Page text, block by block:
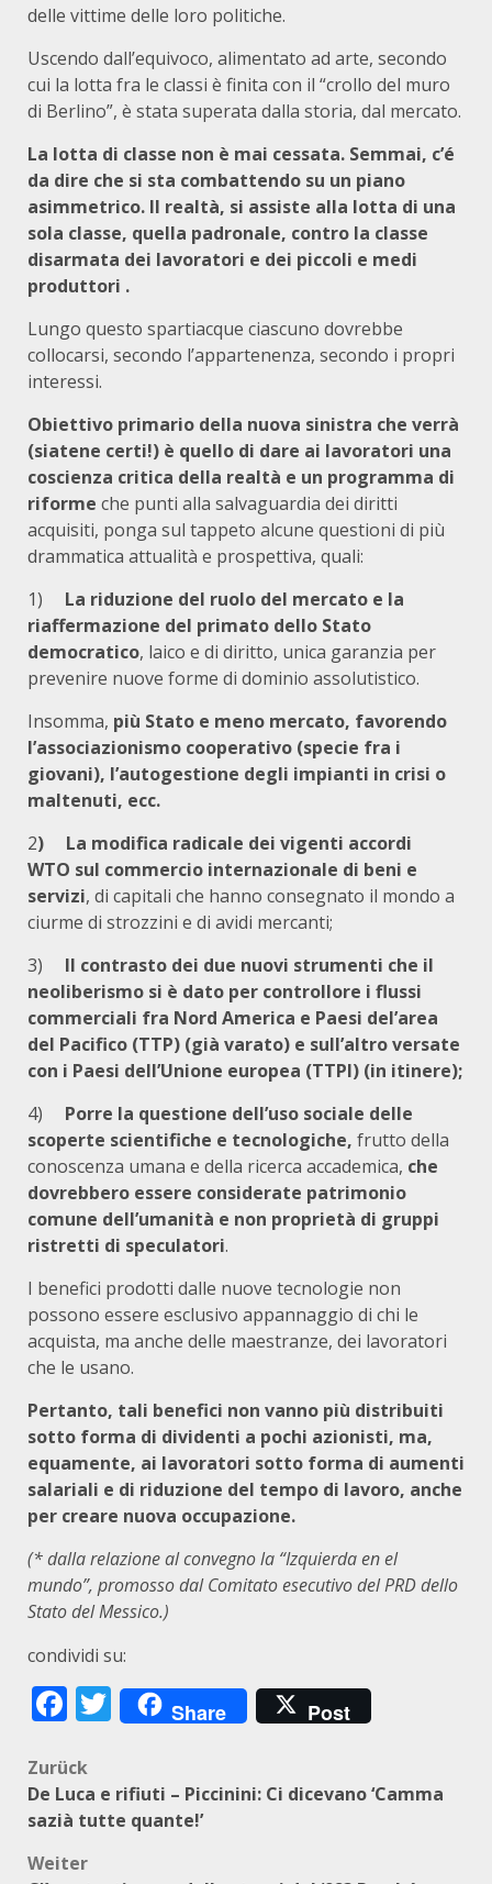
delle vittime delle loro politiche.
Uscendo dall’equivoco, alimentato ad arte, se­condo
cui la lotta fra le classi è finita con il “crollo del muro
di Berlino”, è stata superata dalla storia, dal mercato.
La lotta di classe non è mai cessata. Semmai, c’é
da dire che si sta combattendo su un piano
asimmetrico. Il realtà, si assiste alla lotta di una
sola classe, quella padronale, contro la classe
disarmata dei lavoratori e dei piccoli e medi
produttori .
Lungo questo spartiacque ciascuno dovrebbe
collocarsi, secondo l’appartenenza, secondo i propri
interessi.
Obiettivo primario della nuova sinistra che verrà
(siatene certi!) è quello di dare ai lavoratori una
coscienza critica della realtà e un programma di
riforme che punti alla salvaguardia dei diritti
acquisiti, ponga sul tappeto alcune questioni di più
drammatica attualità e prospettiva, quali:
1) La riduzione del ruolo del mercato e la
riaffermazione del primato dello Stato
democratico, laico e di diritto, unica garanzia per
prevenire nuove forme di dominio assolutistico.
Insomma, più Stato e meno mercato, favorendo
l’associazionismo cooperativo (specie fra i
giovani), l’autogestione degli impianti in crisi o
maltenuti, ecc.
2) La modifica radicale dei vigenti accordi
WTO sul commercio internazionale di beni e
servizi, di capitali che hanno consegnato il mondo a
ciurme di strozzini e di avidi mercanti;
3) Il contrasto dei due nuovi strumenti che il
neoliberismo si è dato per controllore i flussi
commerciali fra Nord America e Paesi del’area
del Pacifico (TTP) (già varato) e sull’altro versate
con i Paesi dell’Unione europea (TTPI) (in itinere);
4) Porre la questione dell’uso sociale delle
scoperte scientifiche e tec­nologiche, frutto della
conoscenza umana e della ricerca accademica, che
dovrebbero essere considerate patrimonio
comune dell’umanità e non proprietà di gruppi
ristretti di speculatori.
I benefici prodotti dalle nuove tecnologie non
possono essere esclusivo appannaggio di chi le
acquista, ma anche delle maestranze, dei lavoratori
che le usano.
Pertanto, tali benefici non vanno più distribuiti
sotto forma di dividenti a pochi azionisti, ma,
equamente, ai lavoratori sotto forma di aumenti
salariali e di riduzione del tempo di lavoro, anche
per creare nuova occupazione.
(* dalla relazione al convegno la “Izquierda en el
mundo”, promosso dal Comitato esecutivo del PRD dello
Stato del Messico.)
condividi su:
Facebook
Twitter
Share Post
Beitragsnavigation
Zurück
De Luca e rifiuti – Piccinini: Ci dicevano ‘Camma
sazià tutte quante!’
Weiter